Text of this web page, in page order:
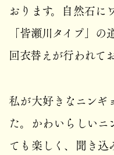
おります。自然石
「皆瀬川タイプ」
回衣替えが行われてお
私が大好きなニンギ
た。かわいらしいニ
ても楽しく、聞き